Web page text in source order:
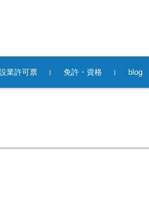
業許可票 免許・資格 blog